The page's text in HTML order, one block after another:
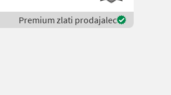
Premium zlati prodajalec